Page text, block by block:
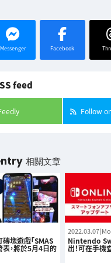
Messenger Facebook
feed
Follow
相關文章
塊遊戲「SMAS
，將於5月4日的
Nintendo
出！可在手機